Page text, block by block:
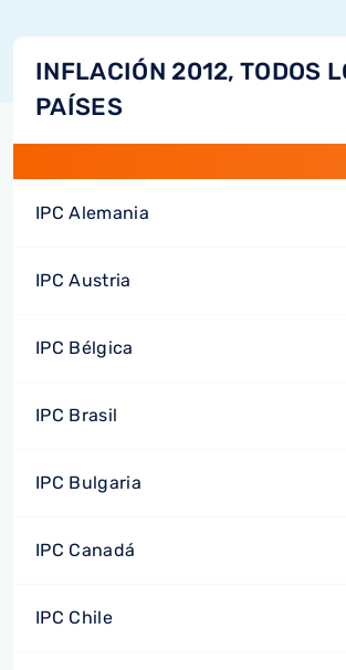
INFLACIÓN 2012, TODOS
PAÍSES
IPC Alemania
IPC Austria
IPC Bélgica
IPC Brasil
IPC Bulgaria
IPC Canadá
IPC Chile